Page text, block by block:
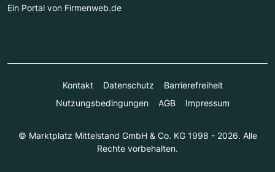
Ein Portal von Firmenweb.de
Kontakt Datenschutz
Barrierefreiheit
Nutzungsbedingungen
AGB Impressum
© Marktplatz Mittelstand GmbH & Co. KG 1998 - 2026. Alle
Rechte vorbehalten.